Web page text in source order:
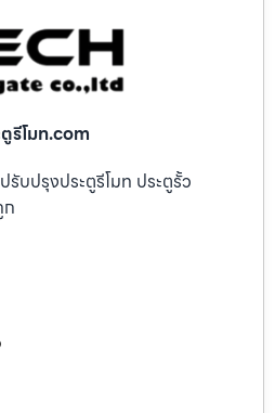
รีโมท.com
บปรุงประตูรีโมท ประตูรั้ว